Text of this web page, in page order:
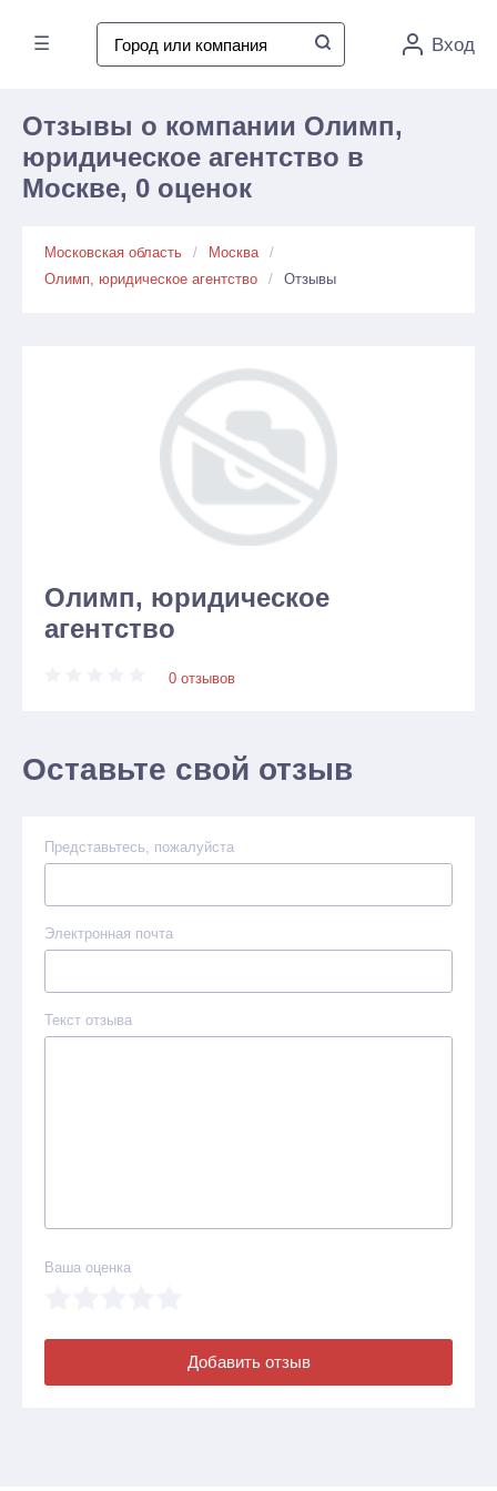
☰ Вход
Отзывы о компании Олимп,
юридическое агентство в
Москве, 0 оценок
Московская область
Москва
Олимп, юридическое агентство
Отзывы
Олимп, юридическое
агентство
0 отзывов
Оставьте свой отзыв
Представьтесь, пожалуйста
Электронная почта
Текст отзыва
Ваша оценка
Добавить отзыв